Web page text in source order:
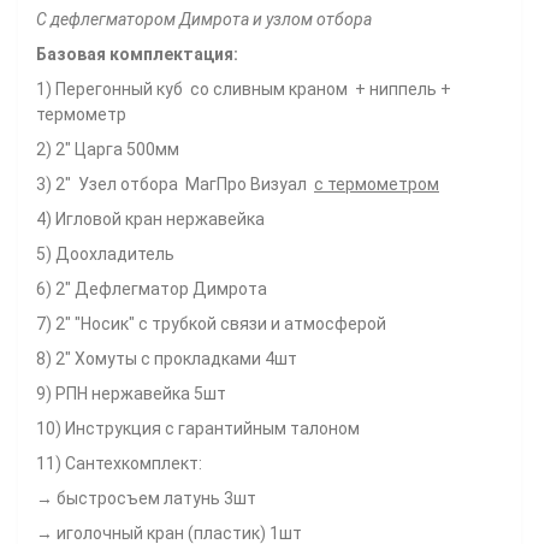
С дефлегматором Димрота и узлом отбора
Базовая комплектация:
1) Перегонный куб со сливным краном + ниппель +
термометр
2) 2" Царга 500мм
3) 2" Узел отбора МагПро Визуал с термометром
4) Игловой кран нержавейка
5) Доохладитель
6) 2" Дефлегматор Димрота
7) 2" "Носик" с трубкой связи и атмосферой
8) 2" Хомуты с прокладками 4шт
9) РПН нержавейка 5шт
10) Инструкция с гарантийным талоном
11) Сантехкомплект:
→ быстросъем латунь 3шт
→ иголочный кран (пластик) 1шт